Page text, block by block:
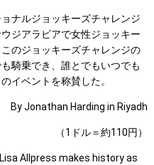
ナルジョッキーズチャレンジ
ジアラビアで女性ジョッキー
のジョッキーズチャレンジの
騎乗でき、誰とでもいつでも
イベントを称賛した。
By Jonathan Harding in Riyadh
（1ドル＝約110円）
Allpress makes history as